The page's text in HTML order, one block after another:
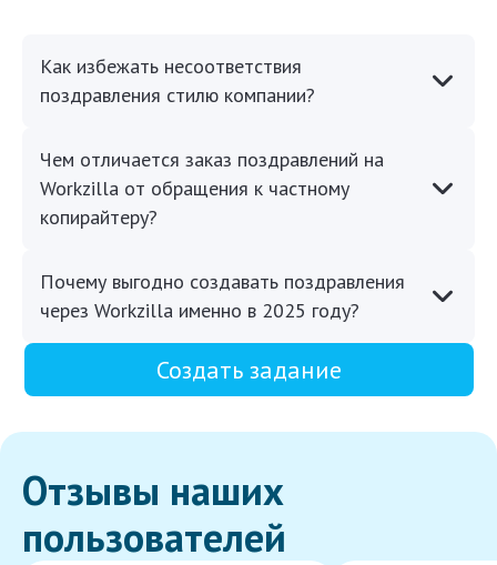
Как избежать несоответствия
поздравления стилю компании?
Чем отличается заказ поздравлений на
Workzilla от обращения к частному
копирайтеру?
Почему выгодно создавать поздравления
через Workzilla именно в 2025 году?
Создать задание
Отзывы наших
пользователей